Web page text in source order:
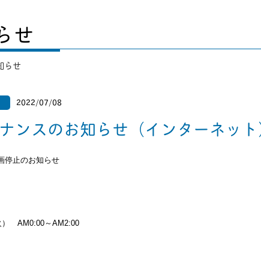
せ
らせ
2022/07/08
ンスのお知らせ（インターネッ
停止のお知らせ
AM0:00～AM2:00